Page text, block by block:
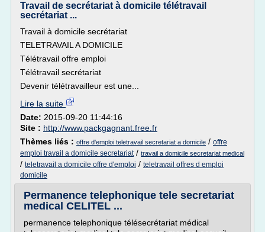
Travail de secrétariat à domicile télétravail
secrétariat ...
Travail à domicile secrétariat
TELETRAVAIL A DOMICILE
Télétravail offre emploi
Télétravail secrétariat
Devenir télétravailleur est une...
Lire la suite
Date: 2015-09-20 11:44:16
Site : http://www.packgagnant.free.fr
Thèmes liés : offre d'emploi teletravail secretariat a domicile / offre
emploi travail a domicile secretariat/ travail a domicile secretariat medical
/ teletravail a domicile offre d'emploi / teletravail offres d emploi
domicile
Permanence telephonique tele secretariat
medical CELITEL ...
permanence telephonique télésecrétariat médical